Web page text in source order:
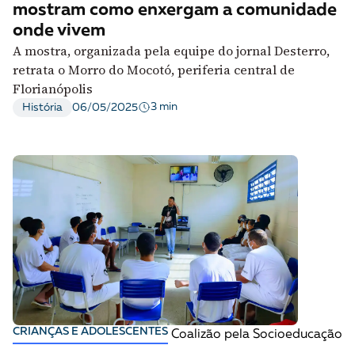
mostram como enxergam a comunidade
onde vivem
A mostra, organizada pela equipe do jornal Desterro,
retrata o Morro do Mocotó, periferia central de
Florianópolis
História 06/05/2025 3 min
CRIANÇAS E ADOLESCENTES Coalizão pela Socioeducação